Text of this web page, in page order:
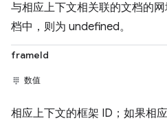
与相应上下文相关联的文档的
档中，则为 undefined。
frameId
数值
相应上下文的框架 ID；如果相